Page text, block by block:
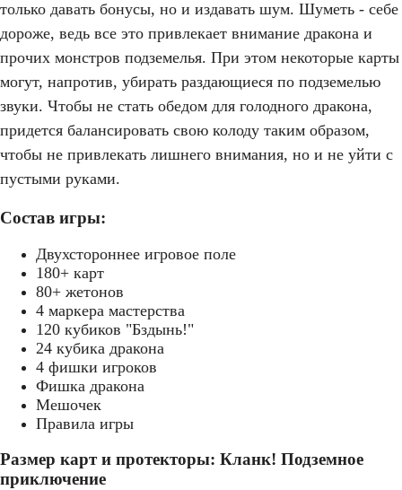
только давать бонусы, но и издавать шум. Шуметь - себе
дороже, ведь все это привлекает внимание дракона и
прочих монстров подземелья. При этом некоторые карты
могут, напротив, убирать раздающиеся по подземелью
звуки. Чтобы не стать обедом для голодного дракона,
придется балансировать свою колоду таким образом,
чтобы не привлекать лишнего внимания, но и не уйти с
пустыми руками.
Состав игры:
Двухстороннее игровое поле
180+ карт
80+ жетонов
4 маркера мастерства
120 кубиков "Бздынь!"
24 кубика дракона
4 фишки игроков
Фишка дракона
Мешочек
Правила игры
Размер карт и протекторы: Кланк! Подземное
приключение